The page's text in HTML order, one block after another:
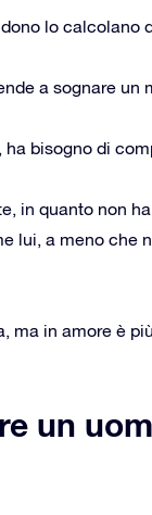
lo
a sognare
bisogno di
in quanto non
lui, a meno che
ma in amore è
un